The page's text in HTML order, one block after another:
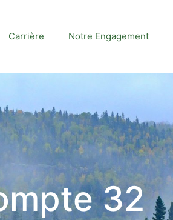
Carrière Notre Engagement
32